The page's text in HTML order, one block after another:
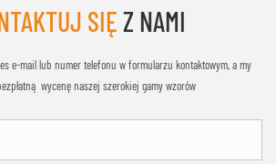
SIĘZ NAMI
e-mail lub numer telefonu w formularzu kontaktowym, a my
wycenę naszej szerokiej gamy wzorów